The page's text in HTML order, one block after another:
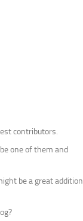
contributors.
one of them and
be a great addition